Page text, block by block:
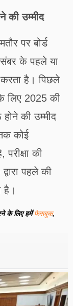
की उम्मीद
पर बोर्ड
के पहले या
करता है। पिछले
लिए 2025 की
की उम्मीद
कोई
की
पहले की
है।
के लिए हमेंफेसबुक,